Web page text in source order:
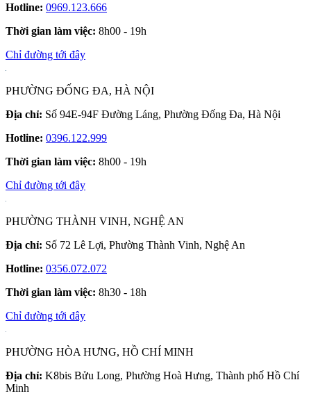
Hotline: 0969.123.666
Thời gian làm việc: 8h00 - 19h
Chỉ đường tới đây
PHƯỜNG ĐỐNG ĐA, HÀ NỘI
Địa chỉ: Số 94E-94F Đường Láng, Phường Đống Đa, Hà Nội
Hotline: 0396.122.999
Thời gian làm việc: 8h00 - 19h
Chỉ đường tới đây
PHƯỜNG THÀNH VINH, NGHỆ AN
Địa chỉ: Số 72 Lê Lợi, Phường Thành Vinh, Nghệ An
Hotline: 0356.072.072
Thời gian làm việc: 8h30 - 18h
Chỉ đường tới đây
PHƯỜNG HÒA HƯNG, HỒ CHÍ MINH
Địa chỉ: K8bis Bửu Long, Phường Hoà Hưng, Thành phố Hồ Chí
Minh